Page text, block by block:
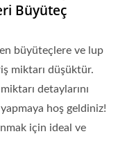
Büyüteç
büyüteçlere ve lup
miktarı düşüktür.
detaylarını
hoş geldiniz!
için ideal ve